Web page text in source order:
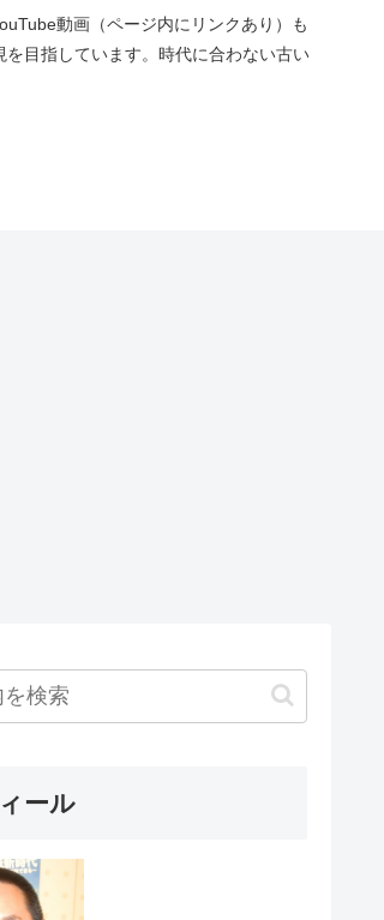
動画（ページ内にリンクあり）も
目指しています。時代に合わない古い
ール